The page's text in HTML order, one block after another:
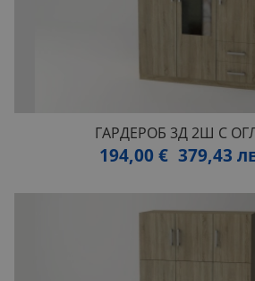
ГАРДЕРОБ 3Д 2Ш С
194,00 € 379,43